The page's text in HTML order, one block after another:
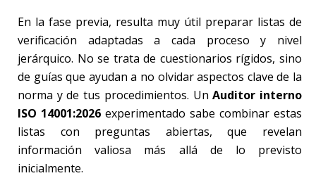
En la fase previa, resulta muy útil preparar listas de
verificación adaptadas a cada proceso y nivel
jerárquico. No se trata de cuestionarios rígidos, sino
de guías que ayudan a no olvidar aspectos clave de la
norma y de tus procedimientos. UnAuditor interno
ISO 14001:2026 experimentado sabe combinar estas
listas con preguntas abiertas, que revelan
información valiosa más allá de lo previsto
inicialmente.